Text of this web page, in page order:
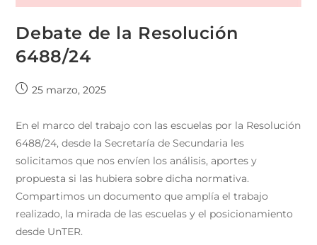
Debate de la Resolución
6488/24
25 marzo, 2025
En el marco del trabajo con las escuelas por la Resolución
6488/24, desde la Secretaría de Secundaria les
solicitamos que nos envíen los análisis, aportes y
propuesta si las hubiera sobre dicha normativa.
Compartimos un documento que amplía el trabajo
realizado, la mirada de las escuelas y el posicionamiento
desde UnTER.